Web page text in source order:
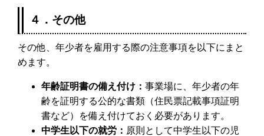
４．その他
その他、年少者を雇用する際の注意事項を以下にまと
めます。
年齢証明書の備え付け： 事業場に、年少者の年
齢を証明する公的な書類（住民票記載事項証明
書など）を備え付けておく必要があります。
中学生以下の就労： 原則として中学生以下の児